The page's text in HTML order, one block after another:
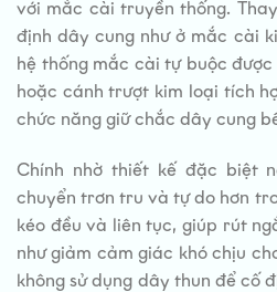
với mắc cài truyền thống.
định dây cung như ở mắc cài
hệ thống mắc cài tự buộc
hoặc cánh trượt kim loại tích
chức năng giữ chắc dây cung
Chính nhờ thiết kế đặc biệt
chuyển trơn tru và tự do hơn
kéo đều và liên tục, giúp rút
như giảm cảm giác khó chịu
không sử dụng dây thun để cố